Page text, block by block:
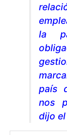
la
país
nos
dijo